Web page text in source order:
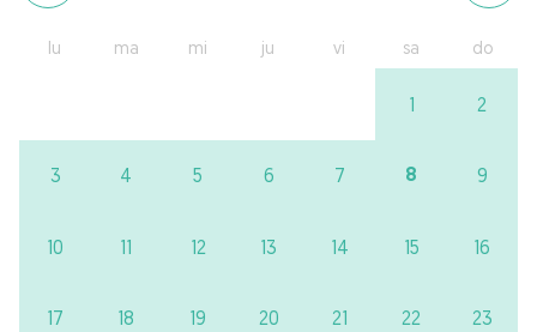
lu ma mi ju vi sa do
1 2
3 4 5 6 7 8 9
10 11 12 13 14 15 16
17 18 19 20 21 22 23